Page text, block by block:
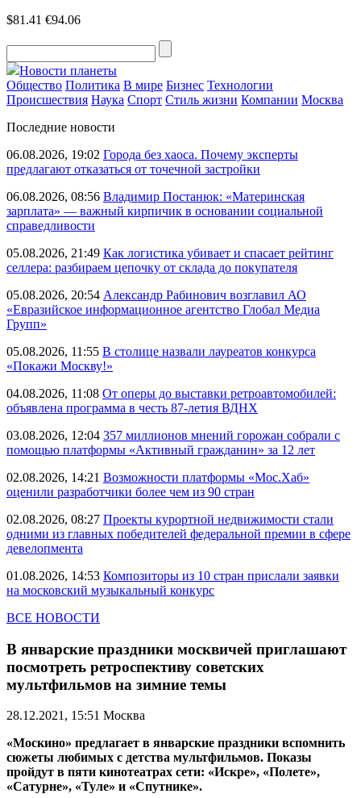
$81.41 €94.06
Новости планеты
Общество Политика В мире Бизнес Технологии
Происшествия Наука Спорт Стиль жизни Компании Москва
Последние новости
06.08.2026, 19:02 Города без хаоса. Почему эксперты
предлагают отказаться от точечной застройки
06.08.2026, 08:56 Владимир Постанюк: «Материнская
зарплата» — важный кирпичик в основании социальной
справедливости
05.08.2026, 21:49 Как логистика убивает и спасает рейтинг
селлера: разбираем цепочку от склада до покупателя
05.08.2026, 20:54 Александр Рабинович возглавил АО
«Евразийское информационное агентство Глобал Медиа
Групп»
05.08.2026, 11:55 В столице назвали лауреатов конкурса
«Покажи Москву!»
04.08.2026, 11:08 От оперы до выставки ретроавтомобилей:
объявлена программа в честь 87-летия ВДНХ
03.08.2026, 12:04 357 миллионов мнений горожан собрали с
помощью платформы «Активный гражданин» за 12 лет
02.08.2026, 14:21 Возможности платформы «Мос.Хаб»
оценили разработчики более чем из 90 стран
02.08.2026, 08:27 Проекты курортной недвижимости стали
одними из главных победителей федеральной премии в сфере
девелопмента
01.08.2026, 14:53 Композиторы из 10 стран прислали заявки
на московский музыкальный конкурс
ВСЕ НОВОСТИ
В январские праздники москвичей приглашают
посмотреть ретроспективу советских
мультфильмов на зимние темы
28.12.2021, 15:51 Москва
«Москино» предлагает в январские праздники вспомнить
сюжеты любимых с детства мультфильмов. Показы
пройдут в пяти кинотеатрах сети: «Искре», «Полете»,
«Сатурне», «Туле» и «Спутнике».